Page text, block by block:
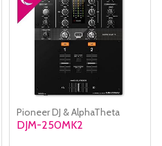
Pioneer DJ & AlphaTheta
DJM-250MK2